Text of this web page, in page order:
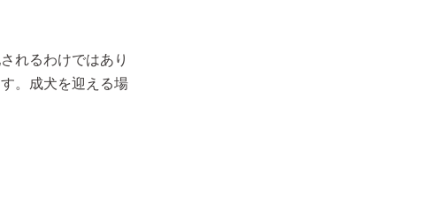
れるわけではあり
。成犬を迎える場